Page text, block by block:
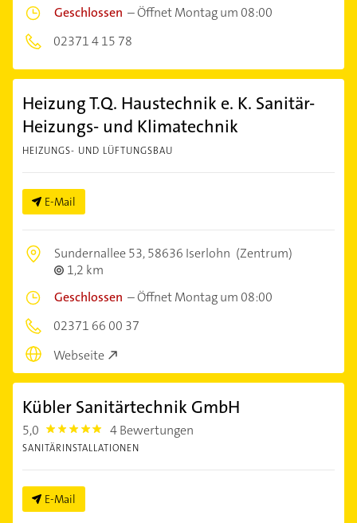
Geschlossen –Öffnet Montag um 08:00
02371 4 15 78
Heizung T.Q. Haustechnik e. K. Sanitär-
Heizungs- und Klimatechnik
HEIZUNGS- UND LÜFTUNGSBAU
E-Mail
Sundernallee 53,58636 Iserlohn (Zentrum)
1,2 km
Geschlossen –Öffnet Montag um 08:00
02371 66 00 37
Webseite
Kübler Sanitärtechnik GmbH
5,0 5.0 4 Bewertungen
SANITÄRINSTALLATIONEN
E-Mail